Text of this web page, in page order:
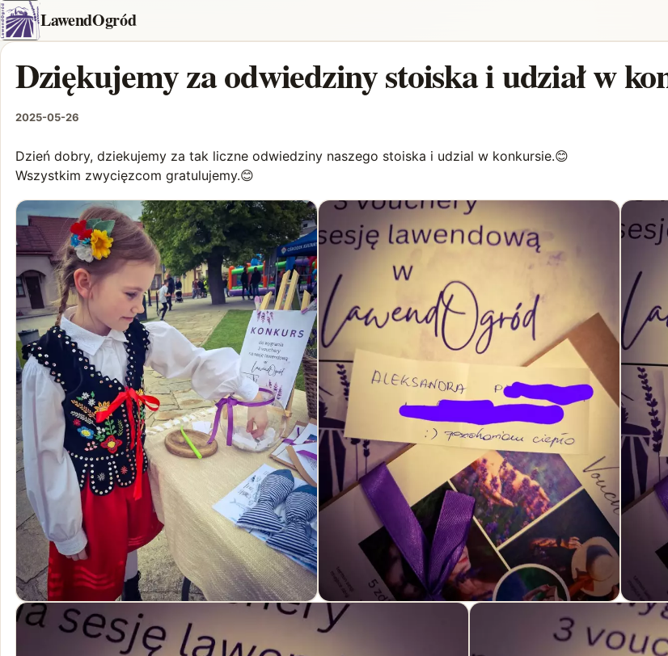
LawendOgród
Dziękujemy za odwiedziny stoiska i udział w
2025-05-26
Dzień dobry, dziekujemy za tak liczne odwiedziny naszego stoiska i udzial w konkursie.😊
Wszystkim zwycięzcom gratulujemy.😊